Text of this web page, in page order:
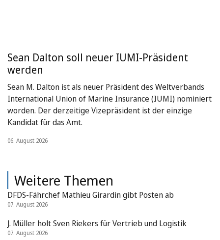
Sean Dalton soll neuer IUMI-Präsident
werden
Sean M. Dalton ist als neuer Präsident des Weltverbands
International Union of Marine Insurance (IUMI) nominiert
worden. Der derzeitige Vizepräsident ist der einzige
Kandidat für das Amt.
06. August 2026
Weitere Themen
DFDS-Fährchef Mathieu Girardin gibt Posten ab
07. August 2026
J. Müller holt Sven Riekers für Vertrieb und Logistik
07. August 2026